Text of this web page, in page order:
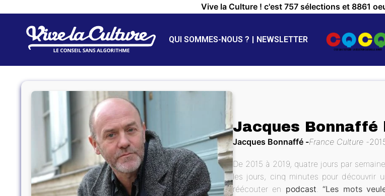
Vive la Culture ! c'est 757 sélections et 8861
QUI SOMMES-NOUS ? NEWSLETTER
Jacques
Jacques Bonnaffé France Culture
De 2015 à 2019, quatre jours par
les jours, cinq minutes pour découvrir
réécouter en podcast.“Les mots